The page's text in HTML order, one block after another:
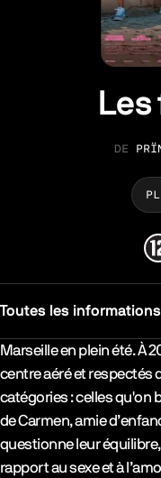
Toutes les informations
Synopsys & Casting
Marseille en plein été. À
centre aéré et respectés
catégories : celles qu'on
de Carmen, amie
questionne leur
rapport au sexe et à